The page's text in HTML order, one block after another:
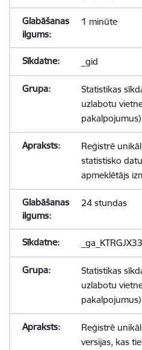
1 minūte
_gid
Statistikas
uzlabotu
pakalpojumus)
Reģistrē
statistisko
apmeklētājs
24 stundas
Statistikas
uzlabotu
pakalpojumus)
Reģistrē
versijas, kas